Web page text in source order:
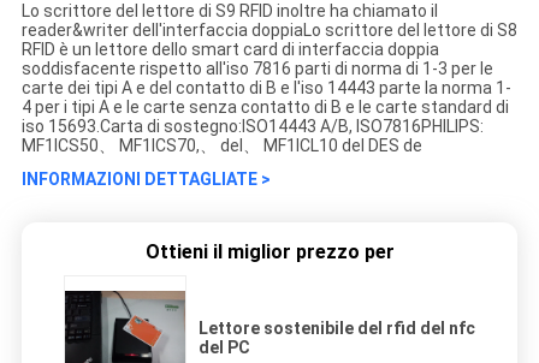
Lo scrittore del lettore di S9 RFID inoltre ha chiamato il
reader&writer dell'interfaccia doppiaLo scrittore del lettore di S8
RFID è un lettore dello smart card di interfaccia doppia
soddisfacente rispetto all'iso 7816 parti di norma di 1-3 per le
carte dei tipi A e del contatto di B e l'iso 14443 parte la norma 1-
4 per i tipi A e le carte senza contatto di B e le carte standard di
iso 15693.Carta di sostegno:ISO14443 A/B, ISO7816PHILIPS:
MF1ICS50、 MF1ICS70,、 del、 MF1ICL10 del DES de
INFORMAZIONI DETTAGLIATE >
Ottieni il miglior prezzo per
Lettore sostenibile del rfid del nfc
del PC